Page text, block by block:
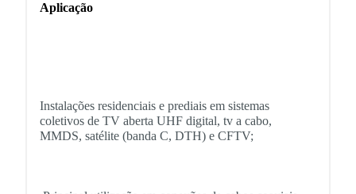
Aplicação
Instalações residenciais e prediais em sistemas
coletivos de TV aberta UHF digital, tv a cabo,
MMDS, satélite (banda C, DTH) e CFTV;